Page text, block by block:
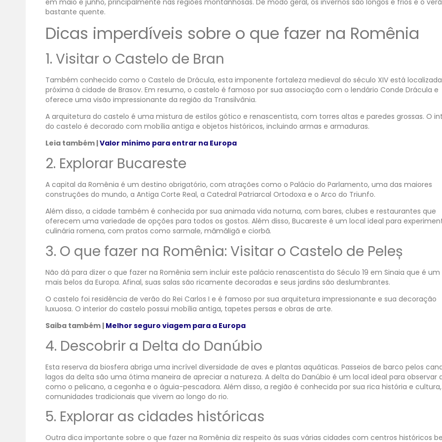
em maio e junho, principalmente nas regiões montanhosas. De modo geral, os invernos são longos e frios e o
bastante quente.
Dicas imperdíveis sobre o que fazer na Romênia
1. Visitar o Castelo de Bran
Também conhecido como o Castelo de Drácula, esta imponente fortaleza medieval do século XIV está localizada
próxima à cidade de Brasov. Em resumo, o castelo é famoso por sua associação com o lendário Conde Drácula e
oferece uma visão impressionante da região da Transilvânia.
A arquitetura do castelo é uma mistura de estilos gótico e renascentista, com torres altas e paredes grossas. O
do castelo é decorado com mobília antiga e objetos históricos, incluindo armas e armaduras.
Leia também |Valor mínimo para entrar na Europa
2. Explorar Bucareste
A capital da Romênia é um destino obrigatório, com atrações como o Palácio do Parlamento, uma das maiores
construções do mundo, a Antiga Corte Real, a Catedral Patriarcal Ortodoxa e o Arco do Triunfo.
Além disso, a cidade também é conhecida por sua animada vida noturna, com bares, clubes e restaurantes que
oferecem uma variedade de opções para todos os gostos. Além disso, Bucareste é um local ideal para
culinária romena, com pratos como sarmale, mămăligă e ciorbă.
3. O que fazer na Romênia: Visitar o Castelo de Peleș
Não dá para dizer o que fazer na Romênia sem incluir este palácio renascentista do Século 19 em Sinaia que é um
mais belos da Europa. Afinal, suas salas são ricamente decoradas e seus jardins são deslumbrantes.
O castelo foi residência de verão do Rei Carlos I e é famoso por sua arquitetura impressionante e sua decoração
luxuosa. O interior do castelo possui mobília antiga, tapetes persas e obras de arte.
Saiba também | Melhor seguro viagem para a Europa
4. Descobrir a Delta do Danúbio
Esta reserva da biosfera abriga uma incrível diversidade de aves e plantas aquáticas. Passeios de barco pelos
lagos da delta são uma ótima maneira de apreciar a natureza. A delta do Danúbio é um local ideal para observar
como o pelicano, a cegonha e o águia-pescadora. Além disso, a região é conhecida por sua rica história e
comunidades tradicionais que vivem ao longo do rio.
5. Explorar as cidades históricas
Outra dica importante sobre o que fazer na Romênia diz respeito às suas várias cidades com centros históricos